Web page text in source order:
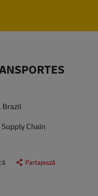
Brazil
Supply Chain
Partajează